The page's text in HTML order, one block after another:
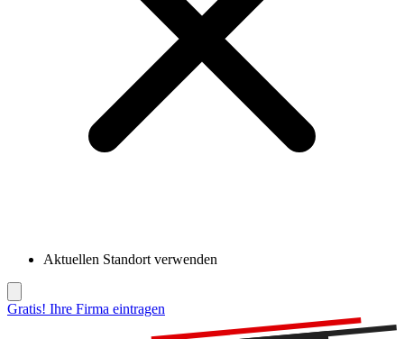
Aktuellen Standort verwenden
Gratis! Ihre Firma eintragen